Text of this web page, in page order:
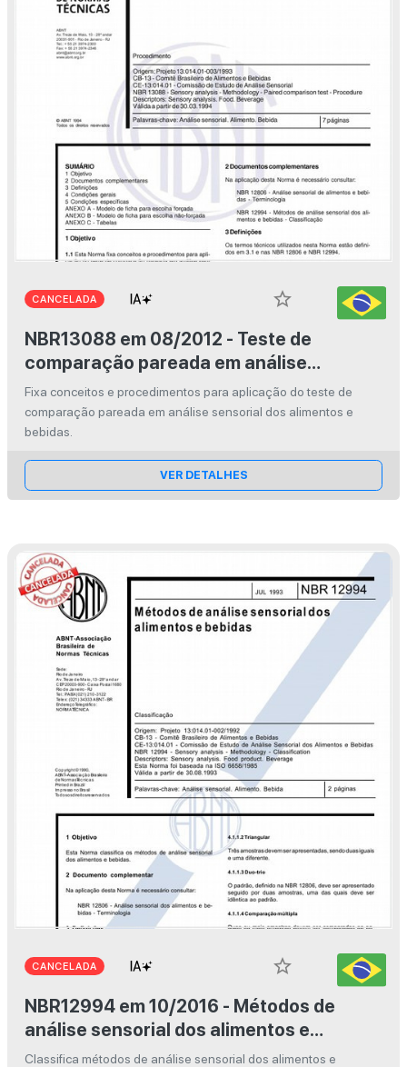
CANCELADA
star_border
NBR13088 em 08/2012 - Teste de
comparação pareada em análise
sensorial dos alimentos e bebidas
Fixa conceitos e procedimentos para aplicação do teste de
comparação pareada em análise sensorial dos alimentos e
bebidas.
VER DETALHES
CANCELADA
star_border
NBR12994 em 10/2016 - Métodos de
análise sensorial dos alimentos e
bebidas
Classifica métodos de análise sensorial dos alimentos e